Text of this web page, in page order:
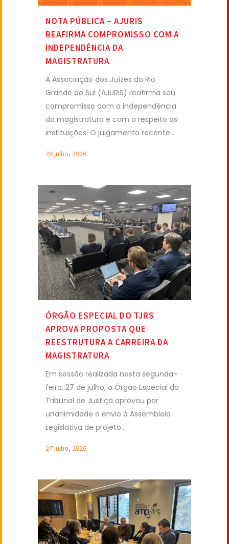
NOTA PÚBLICA – AJURIS
REAFIRMA COMPROMISSO COM A
INDEPENDÊNCIA DA
MAGISTRATURA
A Associação dos Juízes do Rio
Grande do Sul (AJURIS) reafirma seu
compromisso com a independência
da magistratura e com o respeito às
instituições. O julgamento recente...
28 julho, 2026
ÓRGÃO ESPECIAL DO TJRS
APROVA PROPOSTA QUE
REESTRUTURA A CARREIRA DA
MAGISTRATURA
Em sessão realizada nesta segunda-
feira, 27 de julho, o Órgão Especial do
Tribunal de Justiça aprovou por
unanimidade o envio à Assembleia
Legislativa de projeto...
27 julho, 2026